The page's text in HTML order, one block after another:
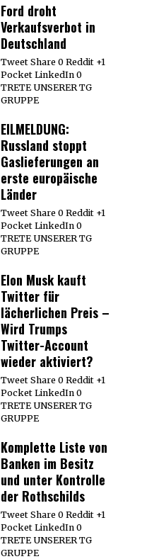
Ford droht
Verkaufsverbot in
Deutschland
Tweet Share 0 Reddit +1
Pocket LinkedIn 0
TRETE UNSERER TG
GRUPPE
EILMELDUNG:
Russland stoppt
Gaslieferungen an
erste europäische
Länder
Tweet Share 0 Reddit +1
Pocket LinkedIn 0
TRETE UNSERER TG
GRUPPE
Elon Musk kauft
Twitter für
lächerlichen Preis –
Wird Trumps
Twitter-Account
wieder aktiviert?
Tweet Share 0 Reddit +1
Pocket LinkedIn 0
TRETE UNSERER TG
GRUPPE
Komplette Liste von
Banken im Besitz
und unter Kontrolle
der Rothschilds
Tweet Share 0 Reddit +1
Pocket LinkedIn 0
TRETE UNSERER TG
GRUPPE